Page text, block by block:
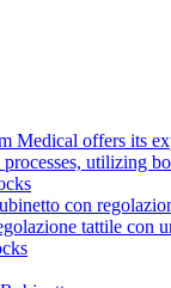
Medical offers its
processes, utilizing
con
tattile con